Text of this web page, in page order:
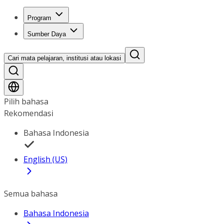
Program
Sumber Daya
Cari mata pelajaran, institusi atau lokasi
Pilih bahasa
Rekomendasi
Bahasa Indonesia
English (US)
Semua bahasa
Bahasa Indonesia